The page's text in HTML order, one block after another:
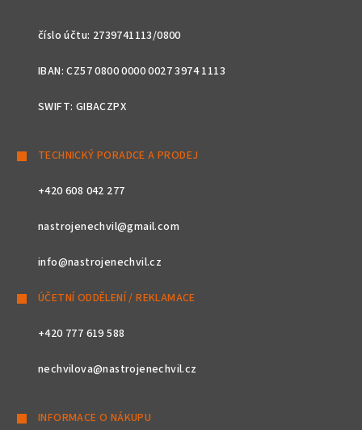
číslo účtu: 2739741113/0800
IBAN: CZ57 0800 0000 0027 3974 1113
SWIFT: GIBACZPX
TECHNICKÝ PORADCE A PRODEJ
+420 608 042 277
nastrojenechvil@gmail.com
info@nastrojenechvil.cz
ÚČETNÍ ODDĚLENÍ / REKLAMACE
+420 777 619 588
nechvilova@nastrojenechvil.cz
INFORMACE O NÁKUPU